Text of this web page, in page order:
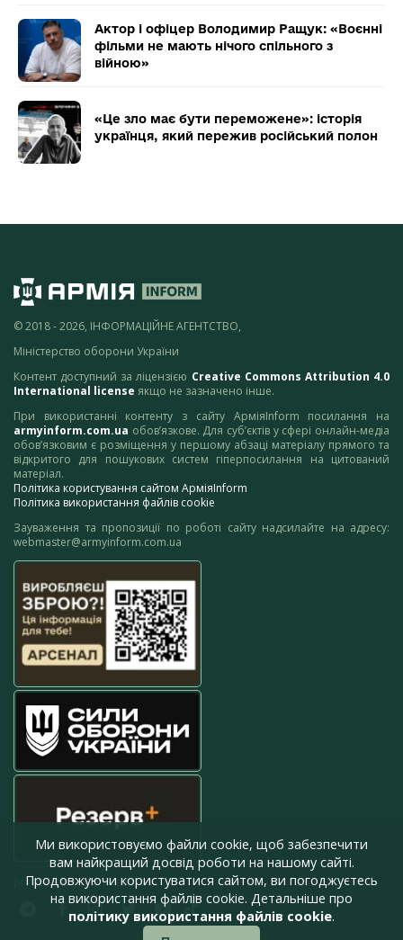
Актор і офіцер Володимир Ращук: «Воєнні
фільми не мають нічого спільного з
війною»
«Це зло має бути переможене»: історія
українця, який пережив російський полон
© 2018 - 2026, ІНФОРМАЦІЙНЕ АГЕНТСТВО,
Міністерство оборони України
Контент доступний за ліцензією Creative Commons Attribution 4.0
International license якщо не зазначено інше.
При використанні контенту з сайту АрміяInform посилання на
armyinform.com.ua обов’язкове. Для суб’єктів у сфері онлайн-медіа
обов’язковим є розміщення у першому абзаці матеріалу прямого та
відкритого для пошукових систем гіперпосилання на цитований
матеріал.
Політика користування сайтом АрміяInform
Політика використання файлів cookie
Зауваження та пропозиції по роботі сайту надсилайте на адресу:
webmaster@armyinform.com.ua
press@armyinform.com.ua
Ми використовуємо файли cookie, щоб забезпечити
вам найкращий досвід роботи на нашому сайті.
Продовжуючи користуватися сайтом, ви погоджуєтесь
на використання файлів cookie. Детальніше про
політику використання файлів cookie.